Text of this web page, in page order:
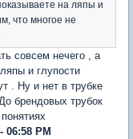
на ляпы и
что многое не
совсем нечего , а
и глупости
. Ну и нет в трубке
брендовых трубок
06:58 PM